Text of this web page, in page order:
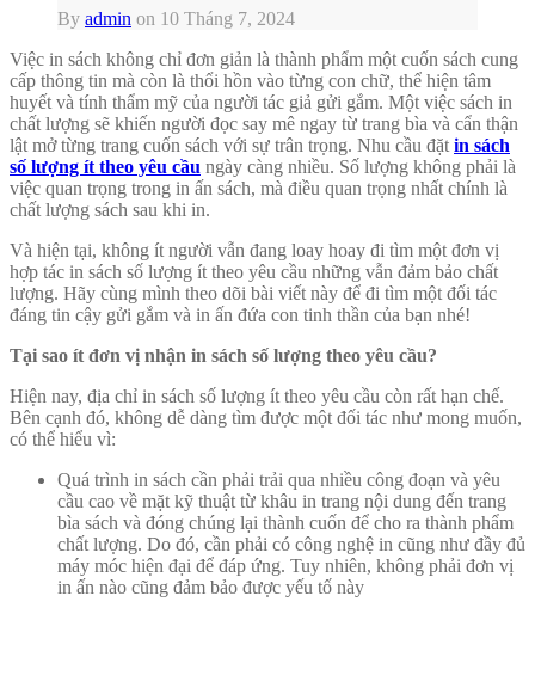
By admin on 10 Tháng 7, 2024
Việc in sách không chỉ đơn giản là thành phẩm một cuốn sách cung
cấp thông tin mà còn là thổi hồn vào từng con chữ, thể hiện tâm
huyết và tính thẩm mỹ của người tác giả gửi gắm. Một việc sách in
chất lượng sẽ khiến người đọc say mê ngay từ trang bìa và cẩn thận
lật mở từng trang cuốn sách với sự trân trọng. Nhu cầu đặt in sách
số lượng ít theo yêu cầu ngày càng nhiều. Số lượng không phải là
việc quan trọng trong in ấn sách, mà điều quan trọng nhất chính là
chất lượng sách sau khi in.
Và hiện tại, không ít người vẫn đang loay hoay đi tìm một đơn vị
hợp tác in sách số lượng ít theo yêu cầu những vẫn đảm bảo chất
lượng. Hãy cùng mình theo dõi bài viết này để đi tìm một đối tác
đáng tin cậy gửi gắm và in ấn đứa con tinh thần của bạn nhé!
Tại sao ít đơn vị nhận in sách số lượng theo yêu cầu?
Hiện nay, địa chỉ in sách số lượng ít theo yêu cầu còn rất hạn chế.
Bên cạnh đó, không dễ dàng tìm được một đối tác như mong muốn,
có thể hiểu vì:
Quá trình in sách cần phải trải qua nhiều công đoạn và yêu
cầu cao về mặt kỹ thuật từ khâu in trang nội dung đến trang
bìa sách và đóng chúng lại thành cuốn để cho ra thành phẩm
chất lượng. Do đó, cần phải có công nghệ in cũng như đầy đủ
máy móc hiện đại để đáp ứng. Tuy nhiên, không phải đơn vị
in ấn nào cũng đảm bảo được yếu tố này